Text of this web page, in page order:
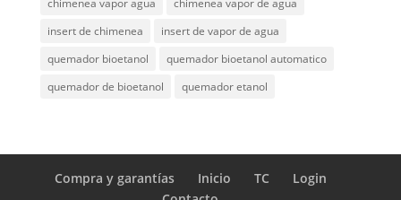
insert de chimenea
insert de vapor de agua
quemador bioetanol
quemador bioetanol automatico
quemador de bioetanol
quemador etanol
Compra y garantías Inicio TC
Login